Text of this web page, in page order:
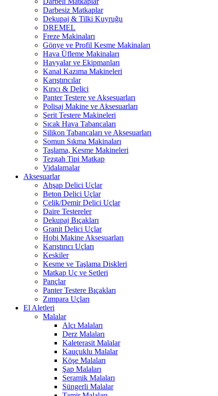
Darbesiz Matkaplar
Dekupaj & Tilki Kuyruğu
DREMEL
Freze Makinaları
Gönye ve Profil Kesme Makinaları
Hava Üfleme Makinaları
Havyalar ve Ekipmanları
Kanal Kazıma Makineleri
Karıştırıcılar
Kırıcı & Delici
Panter Testere ve Aksesuarları
Polisaj Makine ve Aksesuarları
Şerit Testere Makineleri
Sıcak Hava Tabancaları
Silikon Tabancaları ve Aksesuarları
Somun Sıkma Makinaları
Taşlama, Kesme Makineleri
Tezgah Tipi Matkap
Vidalamalar
Aksesuarlar
Ahşap Delici Uçlar
Beton Delici Uçlar
Çelik/Demir Delici Uçlar
Daire Testereler
Dekupaj Bıçakları
Granit Delici Uçlar
Hobi Makine Aksesuarları
Karıştırıcı Uçları
Keskiler
Kesme ve Taşlama Diskleri
Matkap Uç ve Setleri
Pançlar
Panter Testere Bıçakları
Zımpara Uçları
El Aletleri
Malalar
Alçı Malaları
Derz Malaları
Kaleterasit Malalar
Kauçuklu Malalar
Köşe Malaları
Şap Malaları
Seramik Malaları
Süngerli Malalar